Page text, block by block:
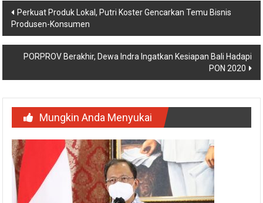
Navigasi
pos
Perkuat Produk Lokal, Putri Koster Gencarkan Temu Bisnis
Produsen-Konsumen
PORPROV Berakhir, Dewa Indra Ingatkan Kesiapan Bali Hadapi
PON 2020
Mungkin Anda Menyukai